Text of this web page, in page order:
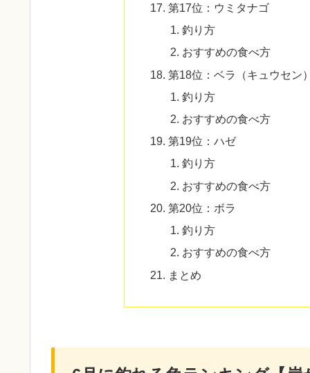
第17位：ウミタナゴ
釣り方
おすすめの食べ方
第18位：ベラ（キュウセン
釣り方
おすすめの食べ方
第19位：ハゼ
釣り方
おすすめの食べ方
第20位：ボラ
釣り方
おすすめの食べ方
まとめ